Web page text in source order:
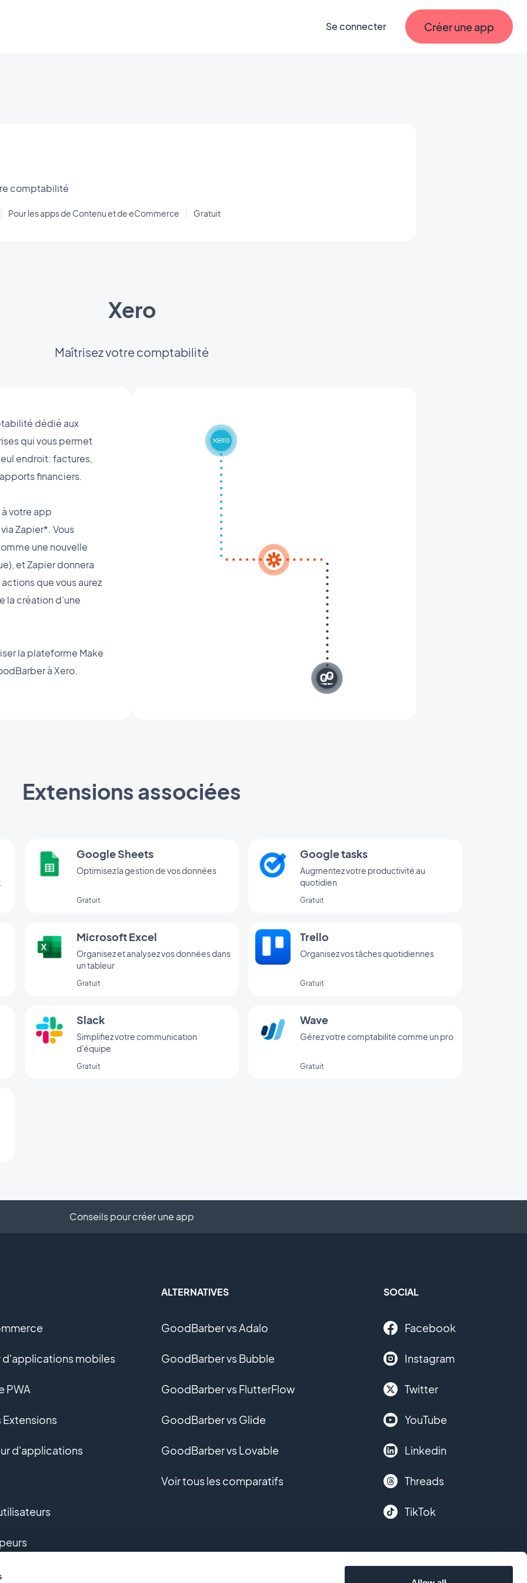
Se connecter Créer une app
comptabilité
Pour les apps de Contenu et de eCommerce Gratuit
Xero
Maîtrisez votre comptabilité
dédié aux
qui vous permet
endroit: factures,
financiers.
votre app
Zapier*. Vous
une nouvelle
et Zapier donnera
que vous aurez
la création d’une
la plateforme Make
à Xero.
Extensions associées
Google Sheets
Optimisez la gestion de vos données
Gratuit
Google tasks
Augmentez votre productivité au
quotidien
Gratuit
Microsoft Excel
Organisez et analysez vos données dans
un tableur
Gratuit
Trello
Organisez vos tâches quotidiennes
Gratuit
Slack
Simplifiez votre communication
d'équipe
Gratuit
Wave
Gérez votre comptabilité comme un pro
Gratuit
Conseils pour créer une app
d'applications mobiles
PWA
Extensions
d'applications
sur-mesure
ALTERNATIVES
GoodBarber vs Adalo
GoodBarber vs Bubble
GoodBarber vs FlutterFlow
GoodBarber vs Glide
GoodBarber vs Lovable
Voir tous les comparatifs
SOCIAL
Facebook
Instagram
Twitter
YouTube
Linkedin
Threads
TikTok